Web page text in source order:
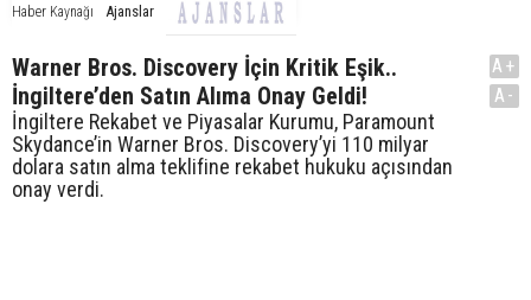
Haber Kaynağı Ajanslar
Warner Bros. Discovery İçin Kritik Eşik..
İngiltere’den Satın Alıma Onay Geldi!
İngiltere Rekabet ve Piyasalar Kurumu, Paramount
Skydance’in Warner Bros. Discovery’yi 110 milyar
dolara satın alma teklifine rekabet hukuku açısından
onay verdi.
A+
A-